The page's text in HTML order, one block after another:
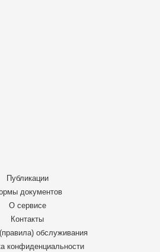
Публикации
документов
О сервисе
Контакты
обслуживания
конфиденциальности